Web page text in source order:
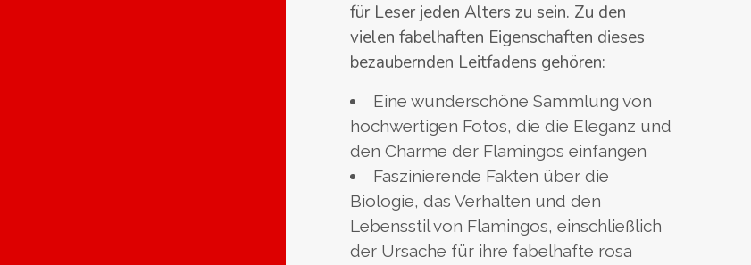
für Leser jeden Alters zu sein. Zu den
vielen fabelhaften Eigenschaften dieses
bezaubernden Leitfadens gehören:
Eine wunderschöne Sammlung von
hochwertigen Fotos, die die Eleganz und
den Charme der Flamingos einfangen
Faszinierende Fakten über die
Biologie, das Verhalten und den
Lebensstil von Flamingos, einschließlich
der Ursache für ihre fabelhafte rosa